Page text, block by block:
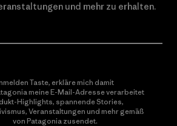
und mehr zu erhalten.
Taste, erkläre mich damit
meine E-Mail-Adresse verarbeitet
Highlights, spannende Stories,
Veranstaltungen und mehr gemäß
von Patagonia zusendet.